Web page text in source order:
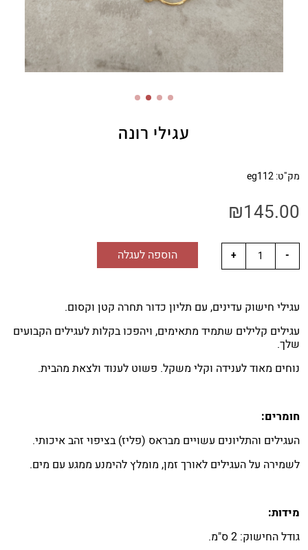
עגילי רונה
מק"ט:eg112
₪145.00
הוספה לעגלה
עגילי חישוק עדינים, עם תליון כדור תחרה קטן וקסום.
עגילים קלילים שתמיד מתאימים, ויהפכו בקלות לעגילים הקבועים
שלך.
נוחים מאוד לענידה וקלי משקל. פשוט לענוד ולצאת מהבית.
חומרים:
העגילים והתליונים עשויים מבראס (פליז) בציפוי זהב איכותי.
לשמירה על העגילים לאורך זמן, מומלץ להימנע ממגע עם מים.
מידות:
גודל החישוק: 2 ס"מ.